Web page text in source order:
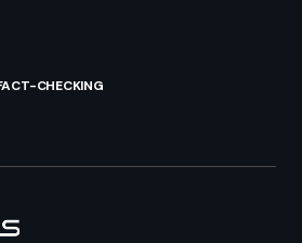
CHECKING